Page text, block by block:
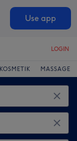
Use app
LOGIN
KOSMETIK MASSAGE